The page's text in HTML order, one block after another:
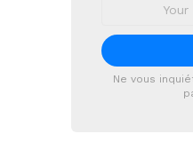
Ne vous